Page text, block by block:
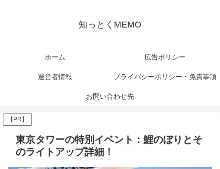
知っとくMEMO
ホーム 広告ポリシー
運営者情報 プライバシーポリシー・免責事項
お問い合わせ先
【PR】
東京タワーの特別イベント：鯉のぼりとそ
のライトアップ詳細！